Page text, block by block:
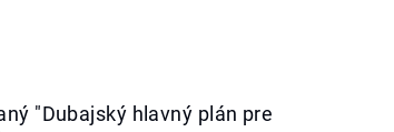
"Dubajský hlavný plán pre